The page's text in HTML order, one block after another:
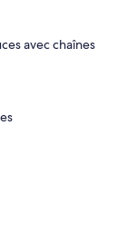
avec chaînes